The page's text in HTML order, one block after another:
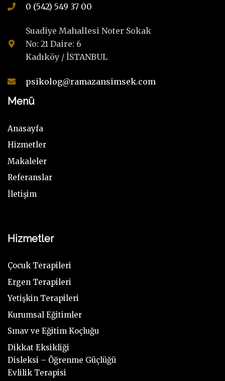
0 (542) 549 37 00
Suadiye Mahallesi Noter Sokak
No: 21 Daire: 6
Kadıköy / İSTANBUL
psikolog@ramazansimsek.com
Menü
Anasayfa
Hizmetler
Makaleler
Referanslar
İletişim
Hizmetler
Çocuk Terapileri
Ergen Terapileri
Yetişkin Terapileri
Kurumsal Eğitimler
Sınav ve Eğitim Koçluğu
Dikkat Eksikliği
Disleksi – Öğrenme Güçlüğü
Evlilik Terapisi